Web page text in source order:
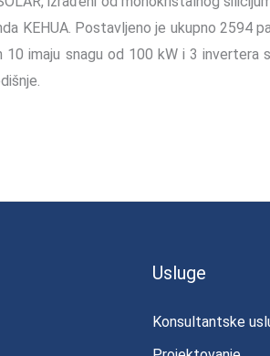
KEHUA. Postavljeno je ukupno 2594
10 imaju snagu od 100 kW i 3 invertera
Usluge
Konsultantske